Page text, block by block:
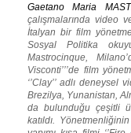
Gaetano Maria
çalışmalarında video
İtalyan bir film
Sosyal Politika
Mastrocinque,
Visconti’’’de film
‘’Clay’’ adlı deneysel
Brezilya, Yunanistan,
da bulunduğu çeşitli
katıldı.